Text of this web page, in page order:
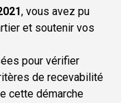
, vous avez pu
et soutenir vos
pour vérifier
de recevabilité
cette démarche